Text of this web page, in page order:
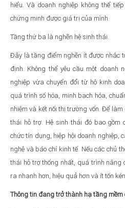
hiểu. Và doanh nghiệp không thể
chứng minh được giá trị của mình.
Tầng thứ ba là nghẽn hệ sinh thái.
Đây là tầng điểm nghẽn ít được nhắc
định. Không thể yêu cầu một doanh
nghiệp vừa chuyển đổi từ hộ kinh
quá trình số hóa, minh bạch hóa,
nhiệm và kết nối thị trường vốn. Để
thái hỗ trợ. Hệ sinh thái đó bao gồm
chức tín dụng, hiệp hội doanh nghiệp,
nghệ và báo chí kinh tế. Nếu các chủ
thái hỗ trợ thống nhất, quá trình nâng
ra nhanh hơn, hiệu quả hơn và ít tốn
Thông tin đang trở thành hạ tầng mềm